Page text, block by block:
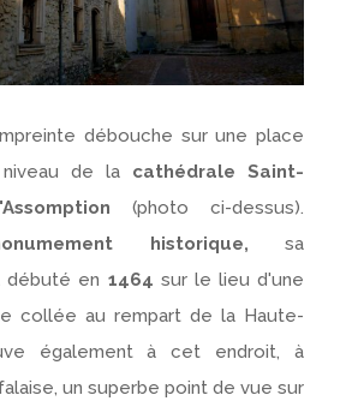
débouche sur une place
de la cathédrale Saint-
(photo ci-dessus).
historique, sa
débuté en 1464 sur le lieu d'une
collée au rempart de la Haute-
également à cet endroit, à
un superbe point de vue sur